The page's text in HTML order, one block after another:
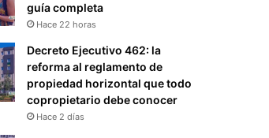
guía completa
Hace 22 horas
Decreto Ejecutivo 462: la
reforma al reglamento de
propiedad horizontal que todo
copropietario debe conocer
Hace 2 días